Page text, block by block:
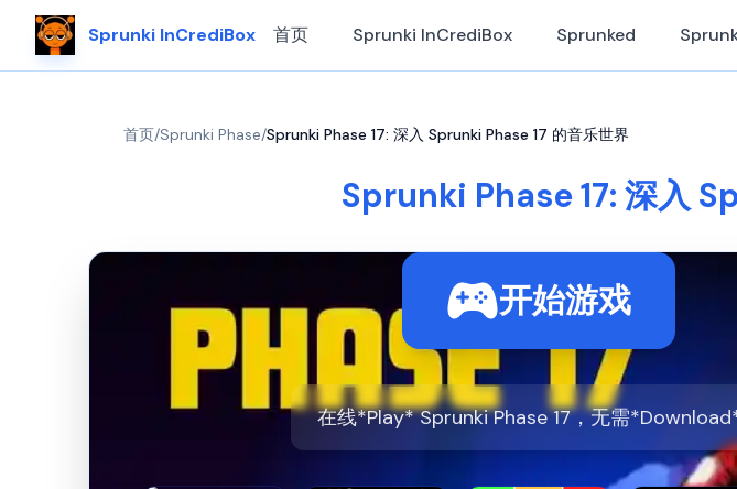
Sprunki InCrediBox 首页 Sprunki InCrediBox Sprunked
首页/Sprunki Phase/Sprunki Phase 17: 深入 Sprunki Phase 17 的音乐世界
Sprunki Phase 17: 深入
开始游戏
在线*Play* Sprunki Phase 17，无需